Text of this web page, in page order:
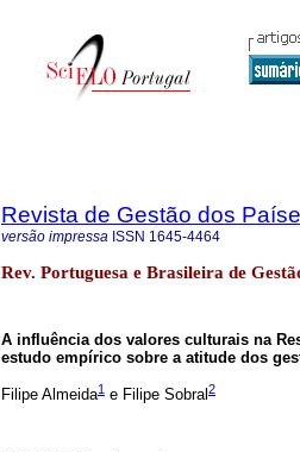
Revista de Gestão dos
versão impressa ISSN 1645-4464
Rev. Portuguesa e Brasileira de
A influência dos valores culturais na
estudo empírico sobre a atitude dos
Filipe Almeida1 e Filipe Sobral2